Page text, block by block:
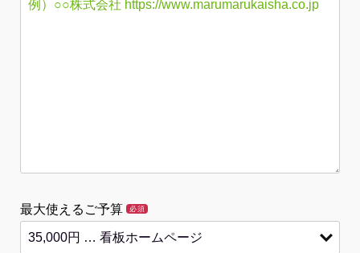
最大使えるご予算 必須